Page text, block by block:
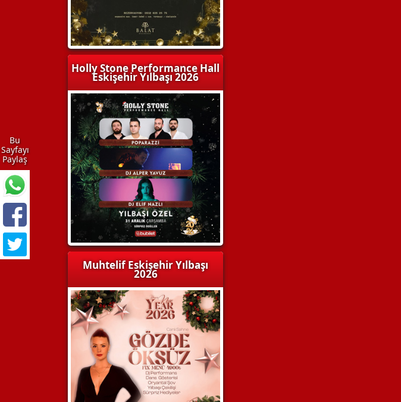
Holly Stone Performance Hall
Eskişehir Yılbaşı 2026
Muhtelif Eskişehir Yılbaşı
2026
Bu
Sayfayı
Paylaş